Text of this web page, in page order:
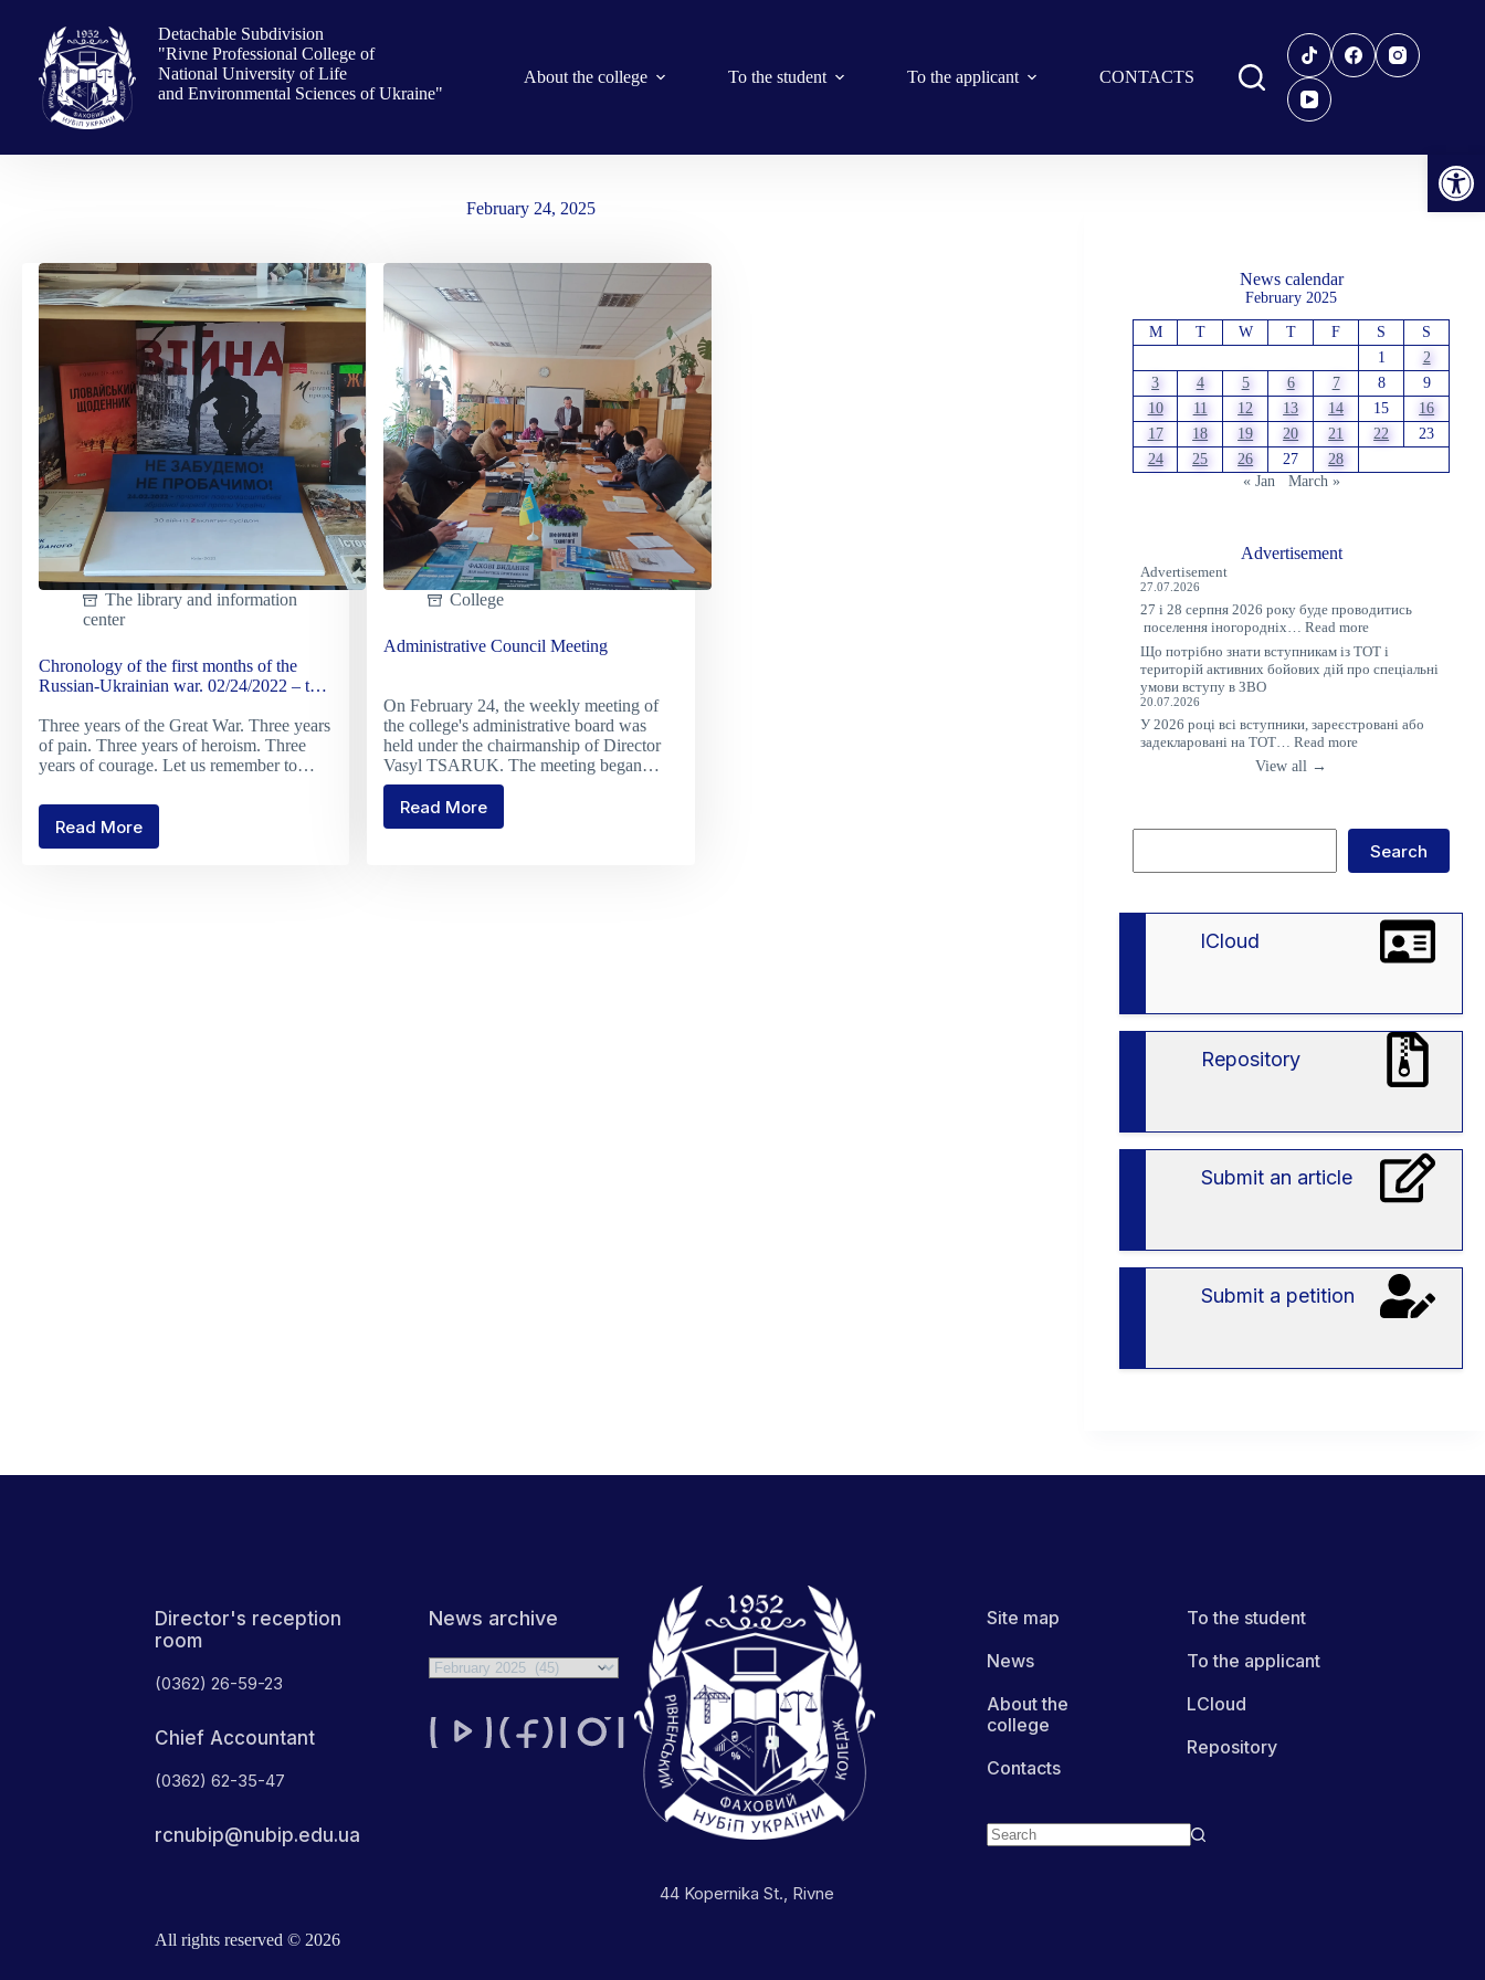
Open toolbar
content
Detachable Subdivision
"Rivne Professional College of
National University of Life
and Environmental Sciences of Ukraine"
About the college To the student To the applicant CONTACTS
February 24, 2025
The library and information
center
Chronology of the first months of the
Russian-Ukrainian war. 02/24/2022 – the
against Ukraine
Three years of the Great War. Three years
of pain. Three years of heroism. Three
years of courage. Let us remember to…
Read MoreChronology
College
Administrative Council Meeting
On February 24, the weekly meeting of
the college's administrative board was
held under the chairmanship of Director
Vasyl TSARUK. The meeting began…
Read MoreAdministrative
News calendar
February 2025
M T W T F S
S
1
2
3
4 5 6 7 8
9
10
11 12 13 14 15
16
17
18 19 20 21 22
23
24
25 26 27
28
« Jan
March »
Advertisement
Advertisement
27.07.2026
27 і 28 серпня 2026 року буде проводитись
поселення іногородніх…Read more:
Оголошення
Що потрібно знати вступникам із ТОТ і
територій активних бойових дій про спеціальні
умови вступу в ЗВО
20.07.2026
У 2026 році всі вступники, зареєстровані або
задекларовані на ТОТ…Read more:
із
ТОТ
бойових
View all →
Search
lCloud
Repository
Submit an article
Submit a petition
Director's reception
room
(0362) 26-59-23
Chief Accountant
(0362) 62-35-47
rcnubip@nubip.edu.ua
News archive
Archives
44 Kopernika St., Rivne
Site map
News
About the
college
Contacts
To the student
To the applicant
LCloud
Repository
All rights reserved © 2026